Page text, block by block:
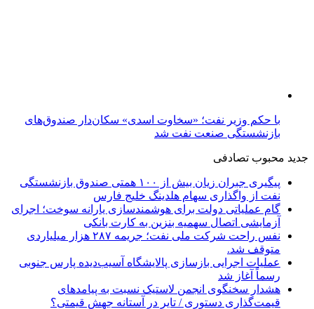
با حکم وزیر نفت؛ «سخاوت اسدی» سکان‌دار صندوق‌های
بازنشستگی صنعت نفت شد
جدید محبوب تصادفی
پیگیری جبران زیان بیش از ۱۰۰ همتی صندوق بازنشستگی
نفت از واگذاری سهام هلدینگ خلیج فارس
گام عملیاتی دولت برای هوشمندسازی یارانه سوخت؛ اجرای
آزمایشی اتصال سهمیه بنزین به کارت بانکی
نفس راحت شرکت ملی نفت؛ جریمه ۲۸۷ هزار میلیاردی
متوقف شد.
عملیات اجرایی بازسازی پالایشگاه آسیب‌دیده پارس جنوبی
رسماً آغاز شد
هشدار سخنگوی انجمن لاستیک نسبت به پیامدهای
قیمت‌گذاری دستوری / تایر در آستانه جهش قیمتی؟